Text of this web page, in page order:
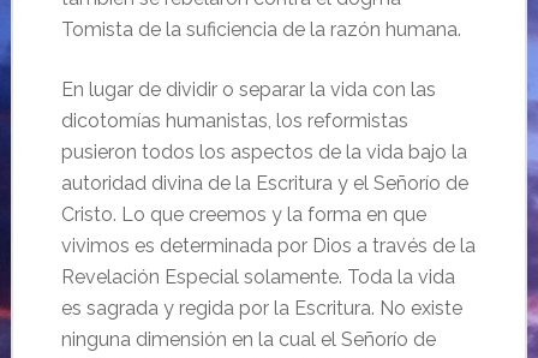
Tomista de la suficiencia de la razón humana.
En lugar de dividir o separar la vida con las
dicotomías humanistas, los reformistas
pusieron todos los aspectos de la vida bajo la
autoridad divina de la Escritura y el Señorío de
Cristo. Lo que creemos y la forma en que
vivimos es determinada por Dios a través de la
Revelación Especial solamente. Toda la vida
es sagrada y regida por la Escritura. No existe
ninguna dimensión en la cual el Señorío de